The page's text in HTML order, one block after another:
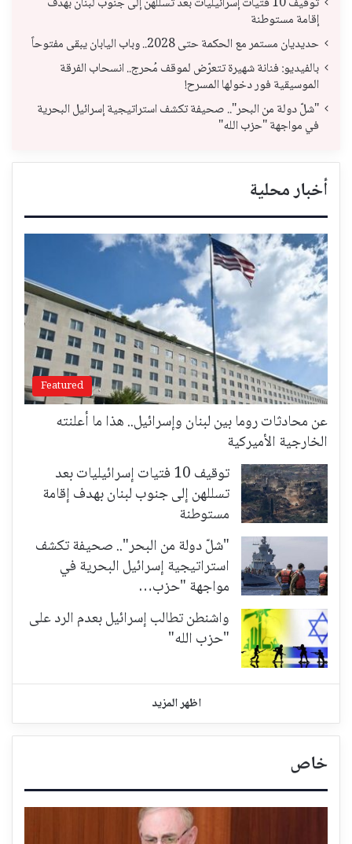
إقامة مستوطنة
حديديان مستمر مع الحكمة حتى 2028.. وباب اليابان يبقى مفتوحاً
بالفيديو: فنانة شهيرة تتعرّض لموقف مُحرج.. انسحاب الفرقة
الموسيقية فور دخولها المسرح!
"شلّ دولة من البحر".. صحيفة تكشف استراتيجية إسرائيل البحرية
في مواجهة "حزب الله"
أخبار محلية
Featured
عن محادثات روما بين لبنان وإسرائيل.. هذا ما أعلنته
الخارجية الأميركية
توقيف 10 فتيات إسرائيليات بعد
تسللهن إلى جنوب لبنان بهدف إقامة
مستوطنة
"شلّ دولة من البحر".. صحيفة تكشف
استراتيجية إسرائيل البحرية في
مواجهة "حزب…
واشنطن تطالب إسرائيل بعدم الرد على
"حزب الله"
اظهر المزيد
خاص